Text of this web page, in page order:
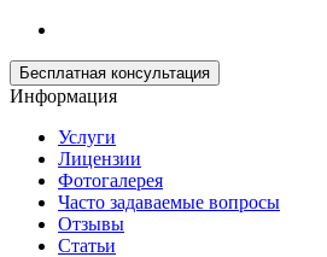
Бесплатная консультация
Информация
Услуги
Лицензии
Фотогалерея
Часто задаваемые вопросы
Отзывы
Статьи